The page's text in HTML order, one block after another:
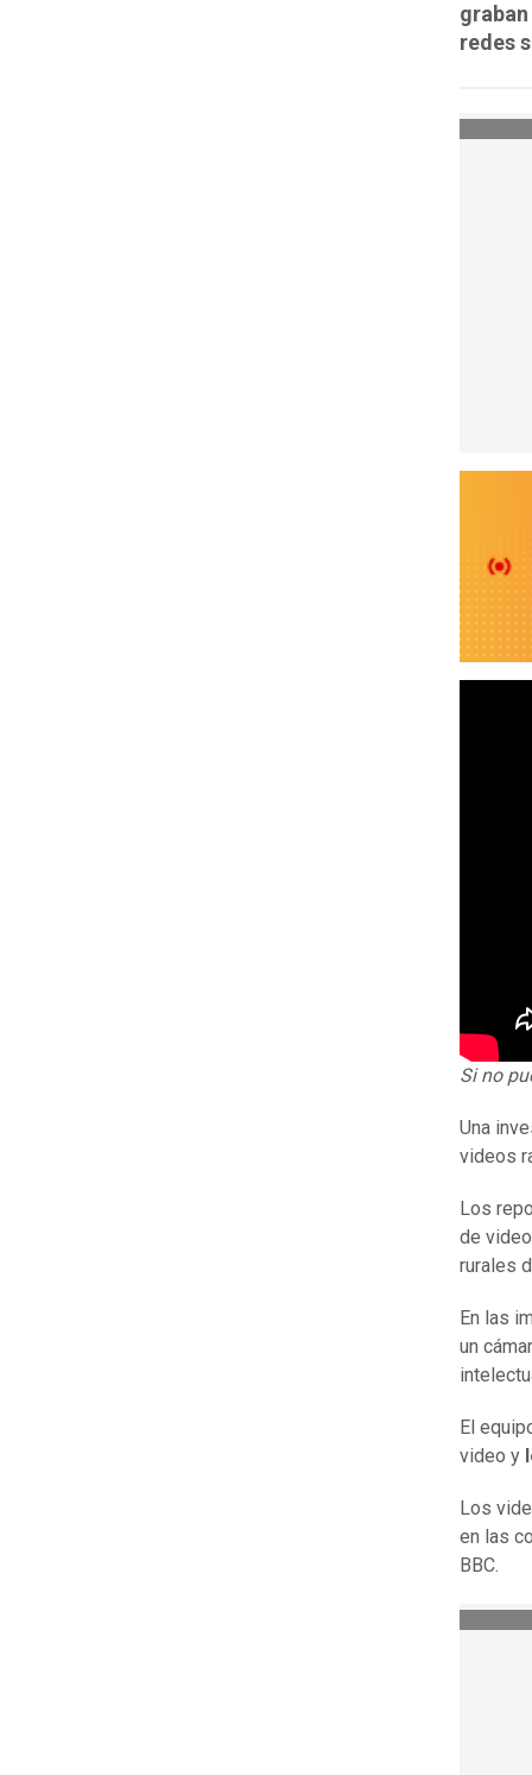
redes
Si no
Una
videos
Los
de
rurales
En las
un
El
video y
Los
en las
BBC.